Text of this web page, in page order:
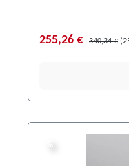
255,26 € 340,34 €